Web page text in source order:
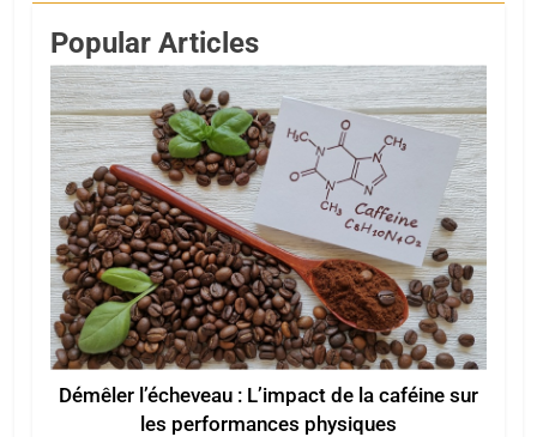
Popular Articles
Démêler l’écheveau : L’impact de la caféine sur
les performances physiques